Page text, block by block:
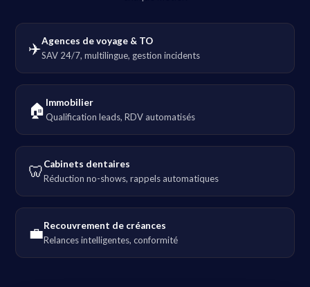
✈️Agences de voyage & TO
SAV 24/7, multilingue, gestion incidents
🏠 Immobilier
Qualification leads, RDV automatisés
🦷Cabinets dentaires
Réduction no-shows, rappels automatiques
💼Recouvrement de créances
Relances intelligentes, conformité